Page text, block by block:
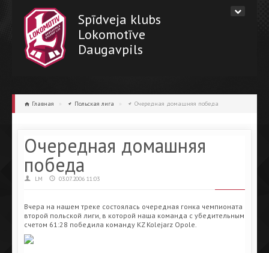
Spīdveja klubs
Lokomotīve
Daugavpils
Главная » Польская лига » Очередная домашняя победа
Очередная домашняя
победа
LM 03.07.2006 11:03
Вчера на нашем треке состоялась очередная гонка чемпионата
второй польской лиги, в которой наша команда с убедительным
счетом 61:28 победила команду KZ Kolejarz Opole.